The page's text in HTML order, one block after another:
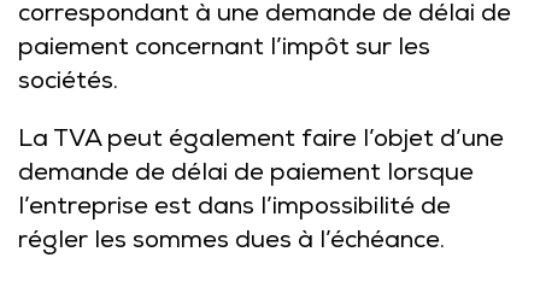
correspondant à une demande de délai de
paiement concernant l’impôt sur les
sociétés.
La TVA peut également faire l’objet d’une
demande de délai de paiement lorsque
l’entreprise est dans l’impossibilité de
régler les sommes dues à l’échéance.